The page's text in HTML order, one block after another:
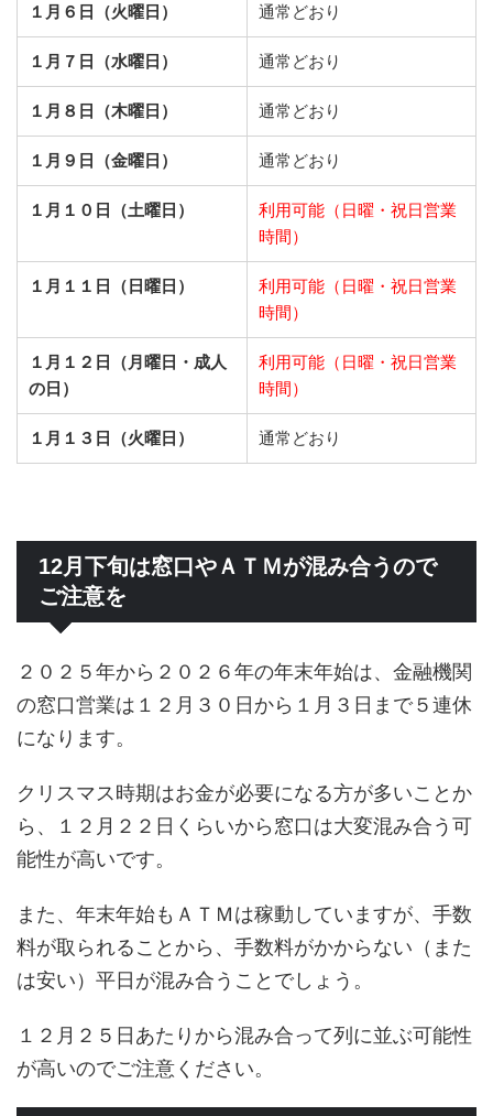
１月６日（火曜日） 通常どおり
１月７日（水曜日） 通常どおり
１月８日（木曜日） 通常どおり
１月９日（金曜日） 通常どおり
１月１０日（土曜日）
利用可能（日曜・祝日営業
時間）
１月１１日（日曜日）
利用可能（日曜・祝日営業
時間）
１月１２日（月曜日・成人
の日）
利用可能（日曜・祝日営業
時間）
１月１３日（火曜日） 通常どおり
12月下旬は窓口やＡＴＭが混み合うので
ご注意を
２０２５年から２０２６年の年末年始は、金融機関
の窓口営業は１２月３０日から１月３日まで５連休
になります。
クリスマス時期はお金が必要になる方が多いことか
ら、１２月２２日くらいから窓口は大変混み合う可
能性が高いです。
また、年末年始もＡＴＭは稼動していますが、手数
料が取られることから、手数料がかからない（また
は安い）平日が混み合うことでしょう。
１２月２５日あたりから混み合って列に並ぶ可能性
が高いのでご注意ください。